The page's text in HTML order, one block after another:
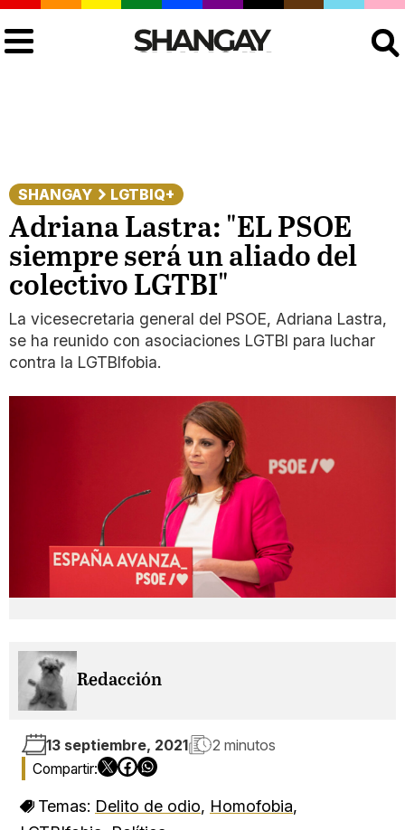
SHANGAY LGTBIQ+
Adriana Lastra: "EL PSOE
siempre será un aliado del
colectivo LGTBI"
La vicesecretaria general del PSOE, Adriana Lastra,
se ha reunido con asociaciones LGTBI para luchar
contra la LGTBIfobia.
Redacción
13 septiembre, 2021 2 minutos
Temas: Delito de odio, Homofobia,